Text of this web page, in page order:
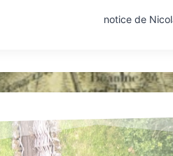
notice de